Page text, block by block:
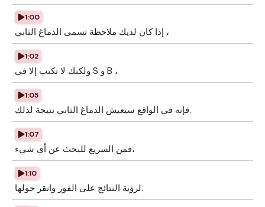
1:00
إذا كان لديك ملاحظة تسمى الدماغ الثاني ،
1:02
ولكنك لا تكتب إلا في S و B ،
1:05
فإنه في الواقع سيعيش الدماغ الثاني نتيجة لذلك.
1:07
فمن السريع للبحث عن أي شيء،
1:10
لرؤية النتائج على الفور وانقر حولها.